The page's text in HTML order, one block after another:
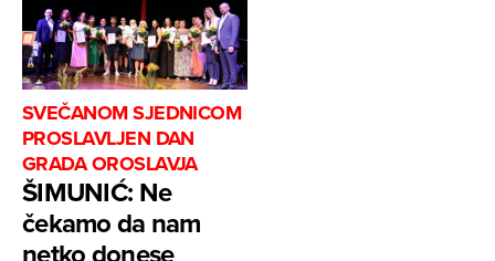
SVEČANOM SJEDNICOM
PROSLAVLJEN DAN
GRADA OROSLAVJA
ŠIMUNIĆ: Ne
čekamo da nam